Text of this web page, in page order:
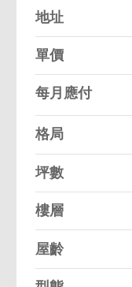
地址
單價
每月應付
格局
坪數
樓層
屋齡